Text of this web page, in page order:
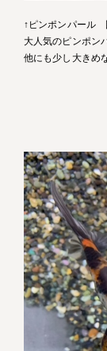
↑ピンポンパール
大人気のピンポン
他にも少し大きめ